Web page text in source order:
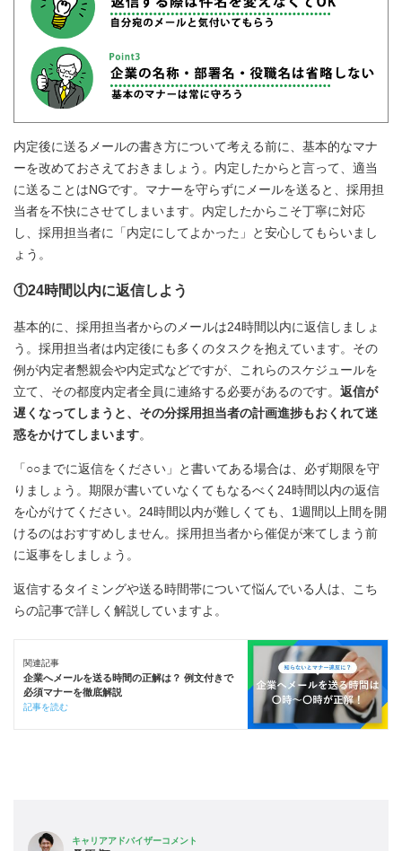
内定後に送るメールの書き方について考える前に、基本的なマナ
ーを改めておさえておきましょう。内定したからと言って、適当
に送ることはNGです。マナーを守らずにメールを送ると、採用担
当者を不快にさせてしまいます。内定したからこそ丁寧に対応
し、採用担当者に「内定にしてよかった」と安心してもらいまし
ょう。
①24時間以内に返信しよう
基本的に、採用担当者からのメールは24時間以内に返信しましょ
う。採用担当者は内定後にも多くのタスクを抱えています。その
例が内定者懇親会や内定式などですが、これらのスケジュールを
立て、その都度内定者全員に連絡する必要があるのです。 返信が
遅くなってしまうと、その分採用担当者の計画進捗もおくれて迷
惑をかけてしまいます。
「○○までに返信をください」と書いてある場合は、必ず期限を守
りましょう。期限が書いていなくてもなるべく24時間以内の返信
を心がけてください。24時間以内が難しくても、1週間以上間を開
けるのはおすすめしません。採用担当者から催促が来てしまう前
に返事をしましょう。
返信するタイミングや送る時間帯について悩んでいる人は、こち
らの記事で詳しく解説していますよ。
関連記事
企業へメールを送る時間の正解は？ 例文付きで
必須マナーを徹底解説
記事を読む
キャリアアドバイザーコメント